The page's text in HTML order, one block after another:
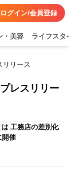
ログイン/会員登録
・美容 ライフスタ
リリース
レスリリー
工務店の差別化
開催